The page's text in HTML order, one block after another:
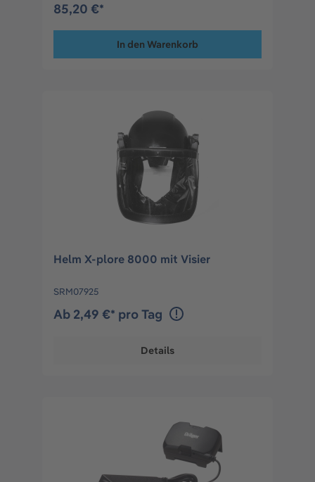
85,20 €*
In den Warenkorb
Helm X-plore 8000 mit Visier
SRM07925
Ab 2,49 €* pro Tag
Details